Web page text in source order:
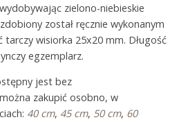
zielono-niebieskie
został ręcznie wykonanym
tarczy wisiorka 25x20 mm. Długość
egzemplarz.
jest bez
zakupić osobno, w
40 cm, 45 cm, 50 cm, 60